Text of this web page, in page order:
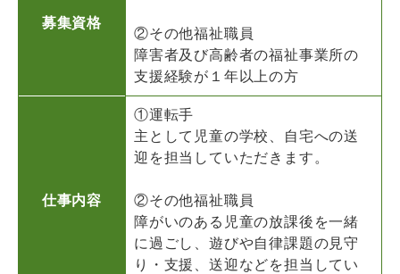
募集資格
②その他福祉職員
障害者及び高齢者の福祉事業所の
支援経験が１年以上の方
仕事内容
①運転手
主として児童の学校、自宅への送
迎を担当していただきます。
②その他福祉職員
障がいのある児童の放課後を一緒
に過ごし、遊びや自律課題の見守
り・支援、送迎などを担当してい